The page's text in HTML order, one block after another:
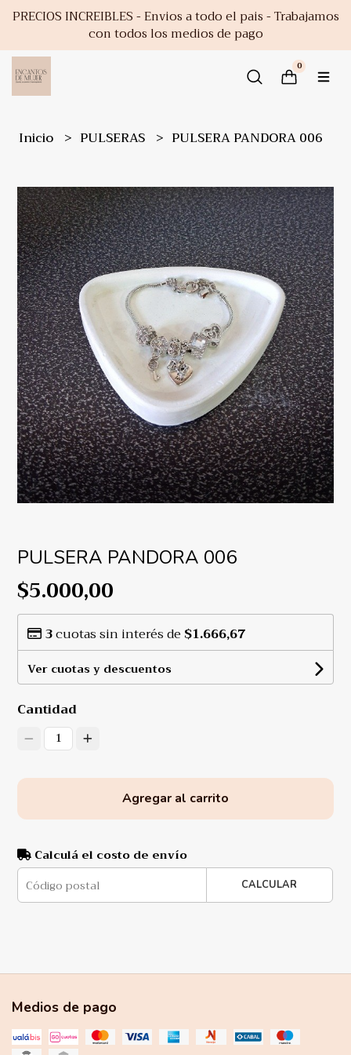
PRECIOS INCREIBLES - Envios a todo el pais - Trabajamos
con todos los medios de pago
0
Inicio PULSERAS PULSERA PANDORA 006
PULSERA PANDORA 006
$5.000,00
3cuotas sin interés de $1.666,67
Ver cuotas y descuentos
Cantidad
1
Agregar al carrito
Calculá el costo de envío
CALCULAR
Medios de pago